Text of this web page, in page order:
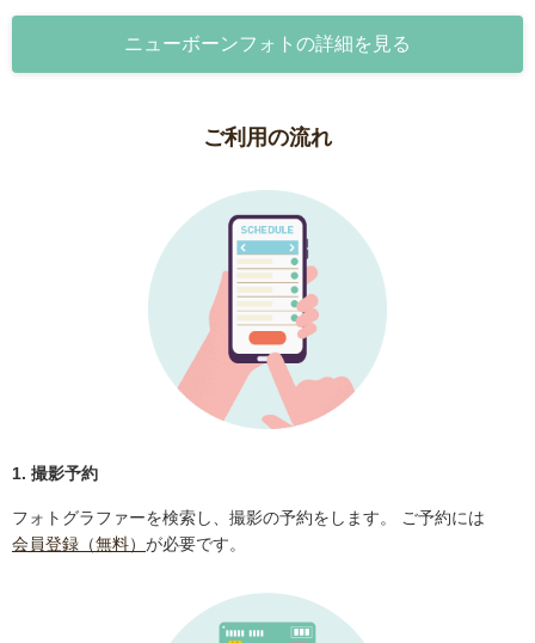
ニューボーンフォトの詳細を見る
ご利用の流れ
1. 撮影予約
フォトグラファーを検索し、撮影の予約をします。 ご予約には
会員登録（無料） が必要です。